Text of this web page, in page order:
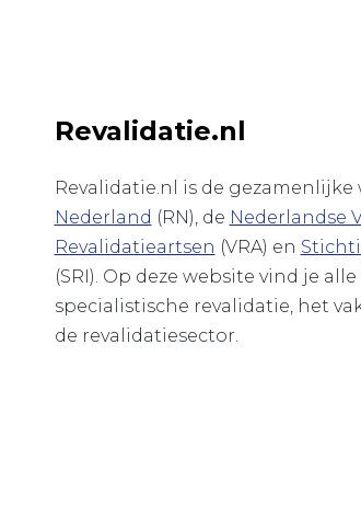
Revalidatie.nl
Revalidatie.nl is de gezamenlijke
Nederland (RN), de Nederlandse
Revalidatieartsen (VRA) en
(SRI). Op deze website vind je
specialistische revalidatie, het
de revalidatiesector.